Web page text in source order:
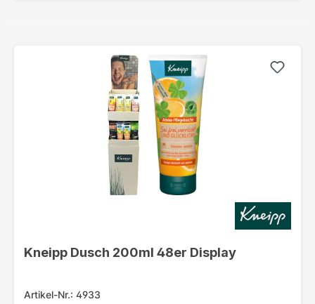
Kneipp Dusch 200ml 48er Display
Artikel-Nr.: 4933